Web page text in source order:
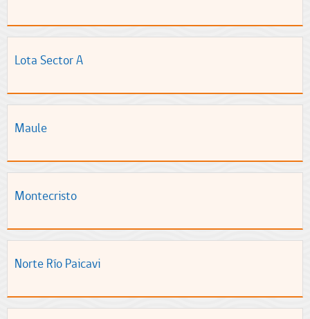
Lota Sector A
Maule
Montecristo
Norte Río Paicavi